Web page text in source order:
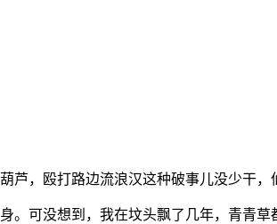
芦，殴打路边流浪汉这种破事儿没少干，
。可没想到，我在坟头飘了几年，青青草